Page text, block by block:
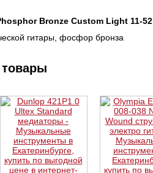
Bronze Custom Light 11-52
гитары, фосфор бронза